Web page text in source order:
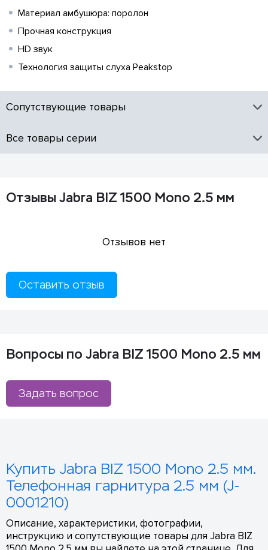
Материал амбушюра: поролон
Прочная конструкция
HD звук
Технология защиты слуха Peakstop
Сопутствующие товары
Все товары серии
Отзывы Jabra BIZ 1500 Mono 2.5 мм
Отзывов нет
Оставить отзыв
Вопросы по Jabra BIZ 1500 Mono 2.5 мм
Задать вопрос
Купить Jabra BIZ 1500 Mono 2.5 мм.
Телефонная гарнитура 2.5 мм (J-
0001210)
Описание, характеристики, фотографии,
инструкцию и сопутствующие товары для Jabra BIZ